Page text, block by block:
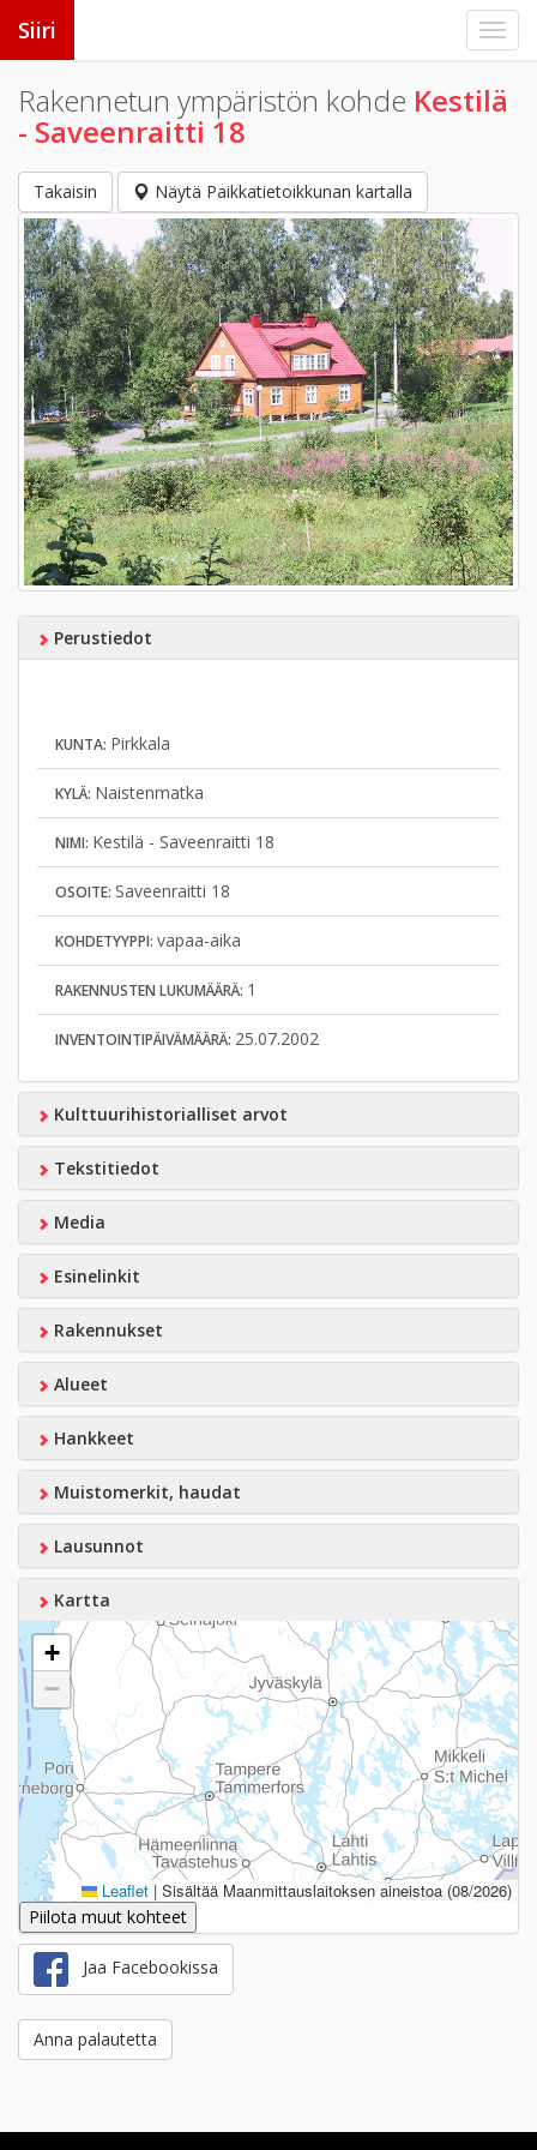
Siiri
Rakennetun ympäristön kohde Kestilä
- Saveenraitti 18
Takaisin Näytä Paikkatietoikkunan kartalla
Perustiedot
KUNTA: Pirkkala
KYLÄ: Naistenmatka
NIMI: Kestilä - Saveenraitti 18
OSOITE: Saveenraitti 18
KOHDETYYPPI: vapaa-aika
RAKENNUSTEN LUKUMÄÄRÄ: 1
INVENTOINTIPÄIVÄMÄÄRÄ: 25.07.2002
Kulttuurihistorialliset arvot
Tekstitiedot
Media
Esinelinkit
Rakennukset
Alueet
Hankkeet
Muistomerkit, haudat
Lausunnot
Kartta
+
−
Leaflet | Sisältää Maanmittauslaitoksen aineistoa (08/2026)
Piilota muut kohteet
Jaa Facebookissa
Anna palautetta